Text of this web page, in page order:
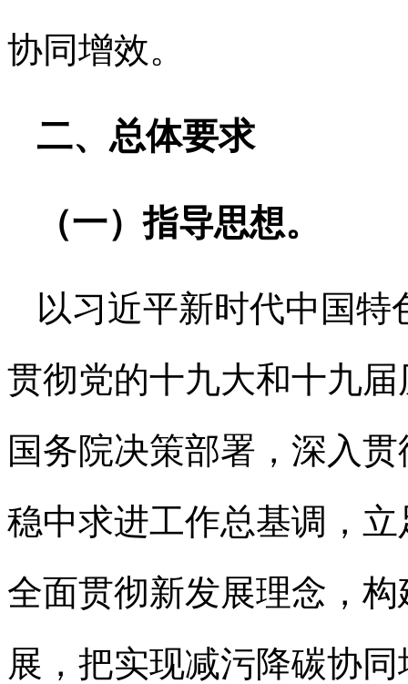
协同增效。
二、总体要求
（一）指导思想。
以习近平新时代中国
贯彻党的十九大和十九
国务院决策部署，深入
稳中求进工作总基调，
全面贯彻新发展理念，
展，把实现减污降碳协